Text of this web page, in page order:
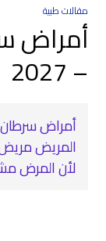
مقالات طبية
– 2027
المريض
لأن المرض